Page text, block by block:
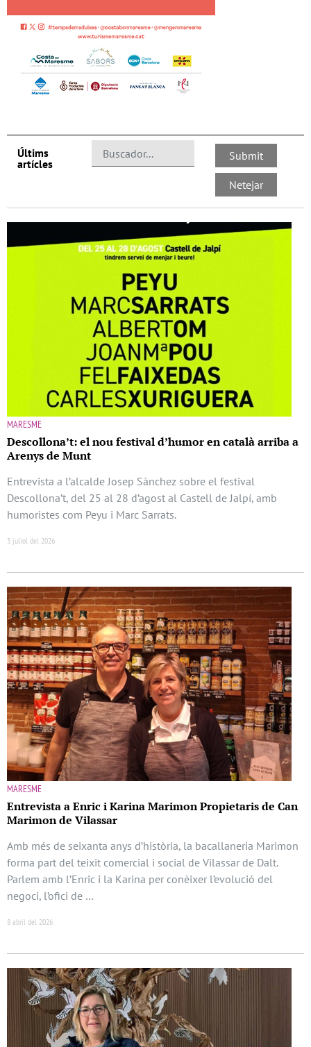
Últims
artícles
MARESME
Descollona’t: el nou festival d’humor en català arriba a
Arenys de Munt
Entrevista a l’alcalde Josep Sànchez sobre el festival
Descollona’t, del 25 al 28 d’agost al Castell de Jalpí, amb
humoristes com Peyu i Marc Sarrats.
3 juliol del 2026
MARESME
Entrevista a Enric i Karina Marimon Propietaris de Can
Marimon de Vilassar
Amb més de seixanta anys d’història, la bacallaneria Marimon
forma part del teixit comercial i social de Vilassar de Dalt.
Parlem amb l’Enric i la Karina per conèixer l’evolució del
negoci, l’ofici de …
8 abril del 2026